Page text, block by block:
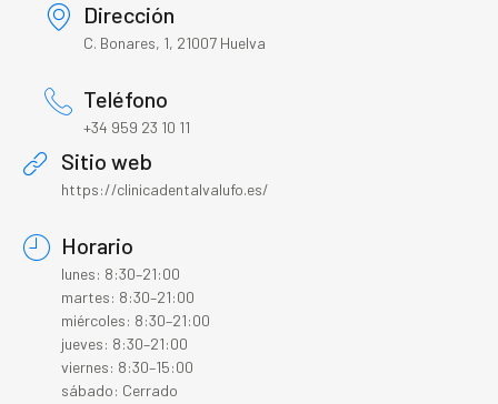
Dirección
C. Bonares, 1, 21007 Huelva
Teléfono
+34 959 23 10 11
Sitio web
https://clinicadentalvalufo.es/
Horario
lunes: 8:30–21:00
martes: 8:30–21:00
miércoles: 8:30–21:00
jueves: 8:30–21:00
viernes: 8:30–15:00
sábado: Cerrado